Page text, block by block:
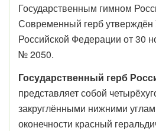
Государственным гимном
Современный герб утверждён
Российской Федерации от 30
№ 2050.
Государственный герб
представляет собой
закруглёнными нижними
оконечности красный